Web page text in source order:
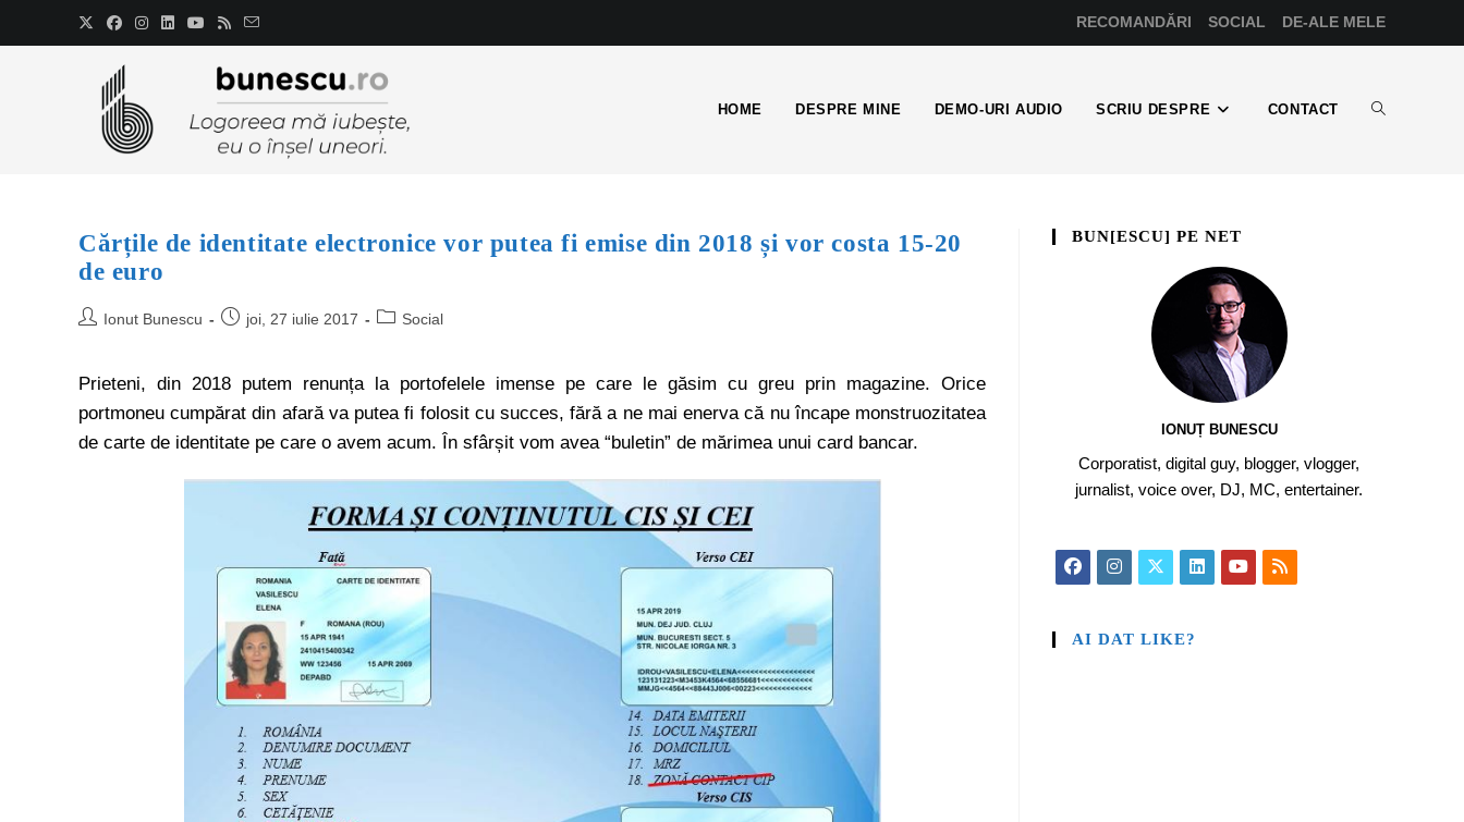
RECOMANDĂRI SOCIAL DE-ALE MELE
HOME DESPRE MINE DEMO-URI AUDIO SCRIU DESPRE CONTACT
Cărțile de identitate electronice vor putea fi emise din 2018 și vor costa 15-20
de euro
Ionut Bunescu joi, 27 iulie 2017 Social
Prieteni, din 2018 putem renunța la portofelele imense pe care le găsim cu greu prin magazine. Orice
portmoneu cumpărat din afară va putea fi folosit cu succes, fără a ne mai enerva că nu încape monstruozitatea
de carte de identitate pe care o avem acum. În sfârșit vom avea “buletin” de mărimea unui card bancar.
BUN[ESCU] PE NET
IONUȚ BUNESCU
Corporatist, digital guy, blogger, vlogger,
jurnalist, voice over, DJ, MC, entertainer.
AI DAT LIKE?